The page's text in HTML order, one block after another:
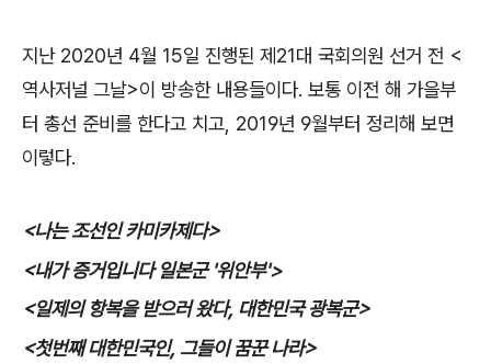
지난 2020년 4월 15일 진행된 제21대 국회의원 선거 전 <
역사저널 그날>이 방송한 내용들이다. 보통 이전 해 가을부
터 총선 준비를 한다고 치고 , 2019년 9월부터 정리해 보면
이렇다.
<나는 조선인 카미카제다>
<내가 증거입니다 일본군'위안부'>
<일제의 항복을 받으러 왔다, 대한민국 광복군>
<첫번째 대한민국인, 그들이 꿈꾼 나라>